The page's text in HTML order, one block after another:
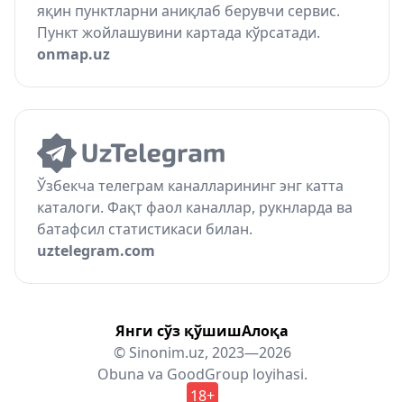
яқин пунктларни аниқлаб берувчи сервис.
Пункт жойлашувини картада кўрсатади.
onmap.uz
Ўзбекча телеграм каналларининг энг катта
каталоги. Фақт фаол каналлар, рукнларда ва
батафсил статистикаси билан.
uztelegram.com
Янги сўз қўшишАлоқа
© Sinonim.uz, 2023—2026
Obuna va GoodGroup loyihasi.
18+